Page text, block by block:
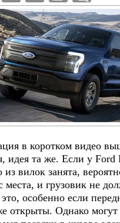
в коротком видео
идея та же. Если у
из вилок занята,
места, и грузовик не
особенно если
открыты. Однако